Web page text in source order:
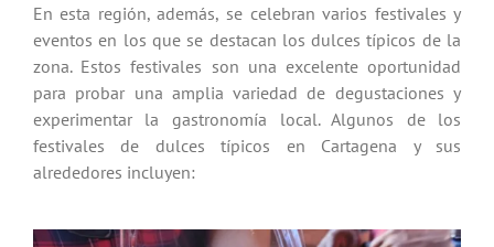
En esta región, además, se celebran varios festivales y
eventos en los que se destacan los dulces típicos de la
zona. Estos festivales son una excelente oportunidad
para probar una amplia variedad de degustaciones y
experimentar la gastronomía local. Algunos de los
festivales de dulces típicos en Cartagena y sus
alrededores incluyen: